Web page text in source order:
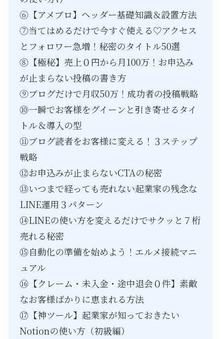
⑥【アメブロ】ヘッダー基礎知識＆設置方法
⑦当てはめるだけで今すぐ使える♡アクセス
とフォロワー急増！秘密のタイトル50選
⑧【極秘】売上０円から月100万！お申込み
が止まらない投稿の書き方
⑨ブログだけで月収50万！成功者の投稿戦略
⑩一瞬でお客様をグイーンと引き寄せるタイ
トル＆導入の型
⑪ブログ読者をお客様に変える！３ステップ
戦略
⑫お申込みが止まらないCTAの秘密
⑬いつまで経っても売れない起業家の残念な
LINE運用３パターン
⑭LINEの使い方を変えるだけでサクッと７桁
売れる秘密
⑮自動化の準備を始めよう！エルメ接続マニ
ュアル
⑯【クレーム・未入金・途中退会０件】素敵
なお客様ばかりに恵まれる方法
⑰【神ツール】起業家が知っておきたい
Notionの使い方（初級編）